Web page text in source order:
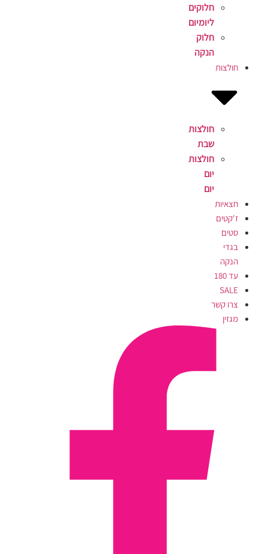
חלוקים
ליומיום
חלוק
הנקה
חולצות
חולצות
שבת
חולצות
יום
יום
חצאיות
ז'קטים
סטים
בגדי
הנקה
עד 180
SALE
צרו קשר
מגזין